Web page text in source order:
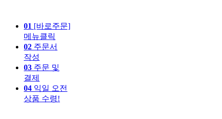
01 [바로주문]
메뉴클릭
02 주문서
작성
03 주문 및
결제
04 익일 오전
상품 수령!